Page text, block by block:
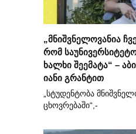
„მნიშვნელოვანია
რომ
ხალხი შეემატა“ –
იანი გრანტით
„სტუდენტობა
ცხოვრებაში“,-